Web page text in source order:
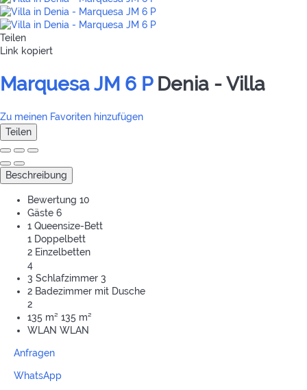
Teilen
Link kopiert
Marquesa JM 6 P Denia -Villa
Zu meinen Favoriten hinzufügen
Teilen
Beschreibung
Bewertung 10
Gäste 6
1 Queensize-Bett
1 Doppelbett
2 Einzelbetten
4
3 Schlafzimmer 3
2 Badezimmer mit Dusche
2
135 m² 135 m²
WLAN WLAN
Anfragen
WhatsApp